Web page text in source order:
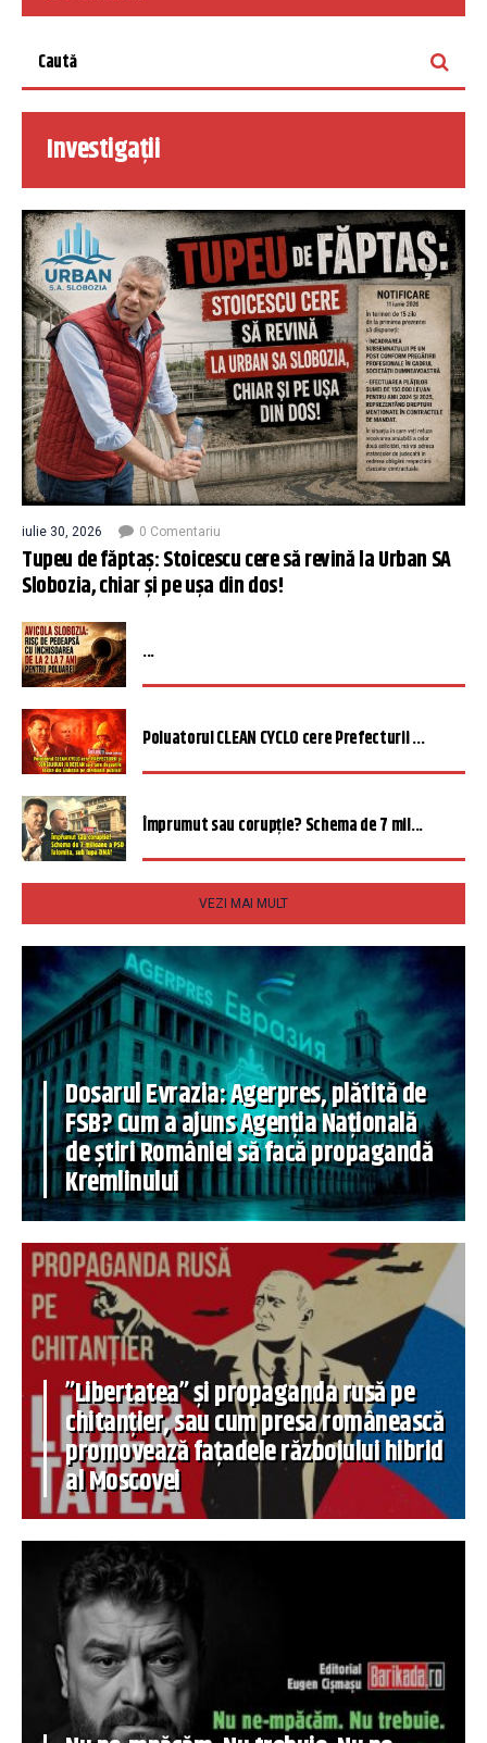
Investigații
iulie 30, 2026 0 Comentariu
Tupeu de făptaș: Stoicescu cere să revină la Urban SA
Slobozia, chiar și pe ușa din dos!
...
Poluatorul CLEAN CYCLO cere Prefecturii ...
Împrumut sau corupție? Schema de 7 mil...
VEZI MAI MULT
Dosarul Evrazia: Agerpres, plătită de
FSB? Cum a ajuns Agenția Națională
de știri României să facă propagandă
Kremlinului
”Libertatea” și propaganda rusă pe
chitanțier, sau cum presa românească
promovează fațadele războiului hibrid
al Moscovei